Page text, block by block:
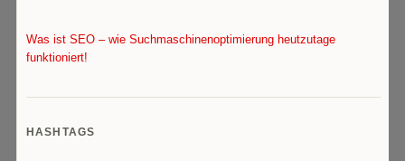
Was ist SEO – wie Suchmaschinenoptimierung heutzutage
funktioniert!
HASHTAGS